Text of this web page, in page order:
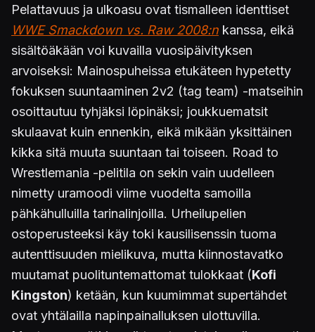
Pelattavuus ja ulkoasu ovat tismalleen identtiset
WWE Smackdown vs. Raw 2008:n kanssa, eikä
sisältöäkään voi kuvailla vuosipäivityksen
arvoiseksi: Mainospuheissa etukäteen hypetetty
fokuksen suuntaaminen 2v2 (tag team) -matseihin
osoittautuu tyhjäksi löpinäksi; joukkuematsit
skulaavat kuin ennenkin, eikä mikään yksittäinen
kikka sitä muuta suuntaan tai toiseen. Road to
Wrestlemania -pelitila on sekin vain uudelleen
nimetty uramoodi viime vuodelta samoilla
pähkähulluilla tarinalinjoilla. Urheilupelien
ostoperusteeksi käy toki kausilisenssin tuoma
autenttisuuden mielikuva, mutta kiinnostavatko
muutamat puolituntemattomat tulokkaat (Kofi
Kingston) ketään, kun kuumimmat supertähdet
ovat yhtälailla napinpainalluksen ulottuvilla.